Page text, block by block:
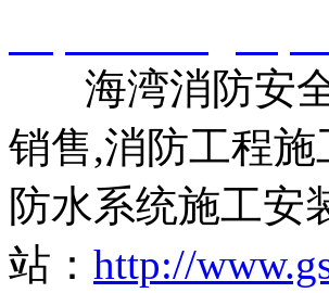
海湾消防安全
销售,消防工程
防水系统施工安
站： http://